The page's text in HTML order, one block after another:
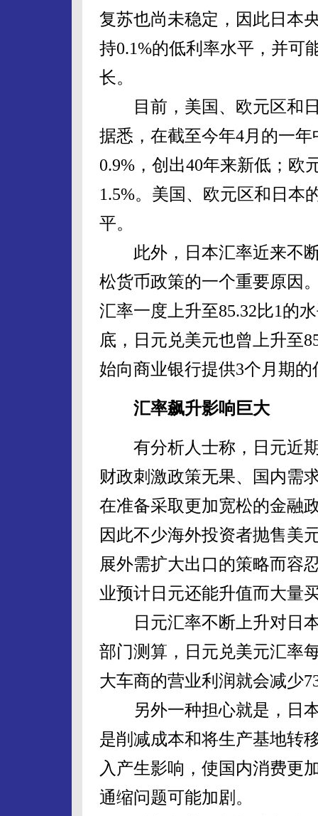
复苏也尚未稳定，因此日本
持0.1%的低利率水平，并可
长。
目前，美国、欧元区和日
据悉，在截至今年4月的一
0.9%，创出40年来新低；欧
1.5%。美国、欧元区和日本
平。
此外，日本汇率近来不断
松货币政策的一个重要原因
汇率一度上升至85.32比1的
底，日元兑美元也曾上升至
始向商业银行提供3个月期的
汇率飙升影响巨大
有分析人士称，日元近期
财政刺激政策无果、国内需
在准备采取更加宽松的金融
因此不少海外投资者抛售美
展外需扩大出口的策略而容
业预计日元还能升值而大量
日元汇率不断上升对日本
部门测算，日元兑美元汇率
大车商的营业利润就会减少
另外一种担心就是，日本
是削减成本和将生产基地转
入产生影响，使国内消费更
通缩问题可能加剧。